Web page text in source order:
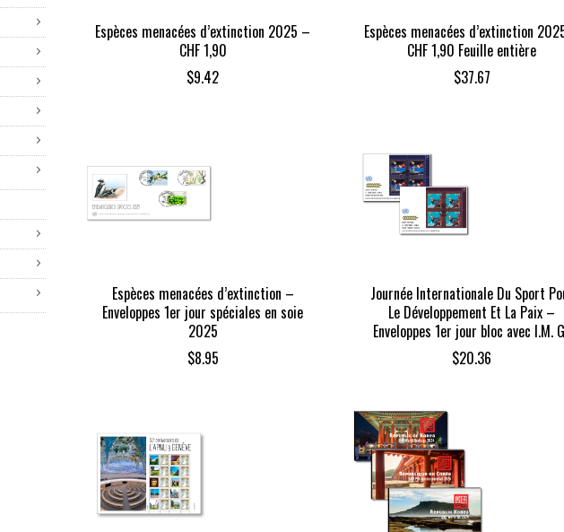
Espèces menacées d’extinction 2025 –
CHF 1,90
$9.42
Espèces menacées d’extinction
CHF 1,90 Feuille entière
$37.67
Espèces menacées d’extinction –
Enveloppes 1er jour spéciales en soie
2025
$8.95
Journée Internationale Du Sport
Le Développement Et La Paix –
Enveloppes 1er jour bloc avec I.M.
$20.36